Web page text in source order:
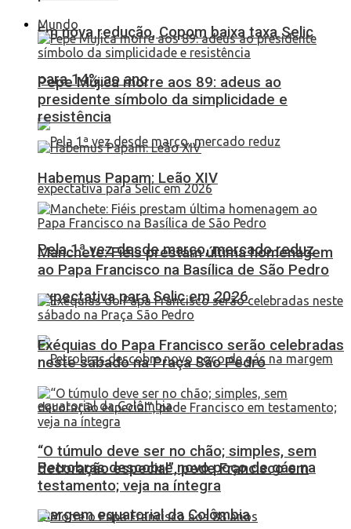
Em nova redução, Copom baixa taxa Selic
para 14% ao ano
Pela 1ª vez desde março, mercado reduz
expectativa para Selic em 2026
Petrobras descobre novo poço de gás na
margem equatorial da Colômbia
Mundo
Pepe Mujica morre aos 89: adeus ao
presidente símbolo da simplicidade e
resistência
Habemus Papam: Leão XIV
Manchete: Fiéis prestam última homenagem
ao Papa Francisco na Basílica de São Pedro
Exéquias do Papa Francisco serão celebradas
neste sábado na Praça São Pedro
“O túmulo deve ser no chão; simples, sem
decoração especial”, pede Francisco em
testamento; veja na íntegra